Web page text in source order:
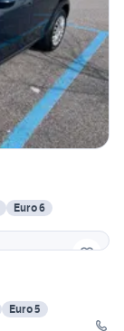
Euro 6
Euro 5